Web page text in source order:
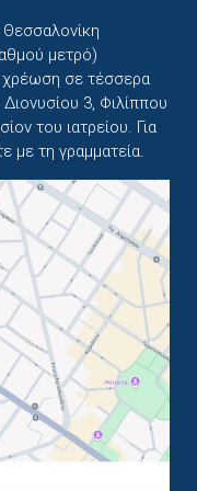
μετρό)
σε τέσσερα
3, Φιλίππου
του ιατρείου. Για
με τη γραμματεία.